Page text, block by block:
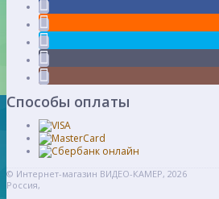
Способы оплаты
© Интернет-магазин ВИДЕО-КАМЕР, 2026
Россия,